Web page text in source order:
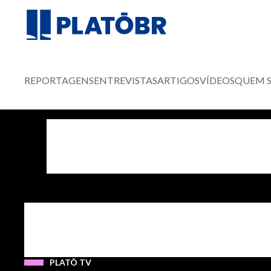
REPORTAGENSENTREVISTASARTIGOSVÍDEOSQUEM
PLATÔ TV